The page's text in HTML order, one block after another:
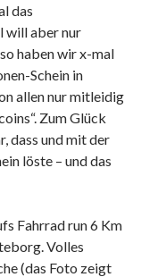
das
will aber nur
haben wir x-mal
Schein in
allen nur mitleidig
Zum Glück
dass und mit der
löste – und das
Fahrrad run 6 Km
Volles
(das Foto zeigt